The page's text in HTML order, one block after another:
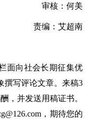
审核：何美
责编：艾超南
向社会长期征集优
撰写评论文章。来稿3
，并发送用稿证书。
，期待您的